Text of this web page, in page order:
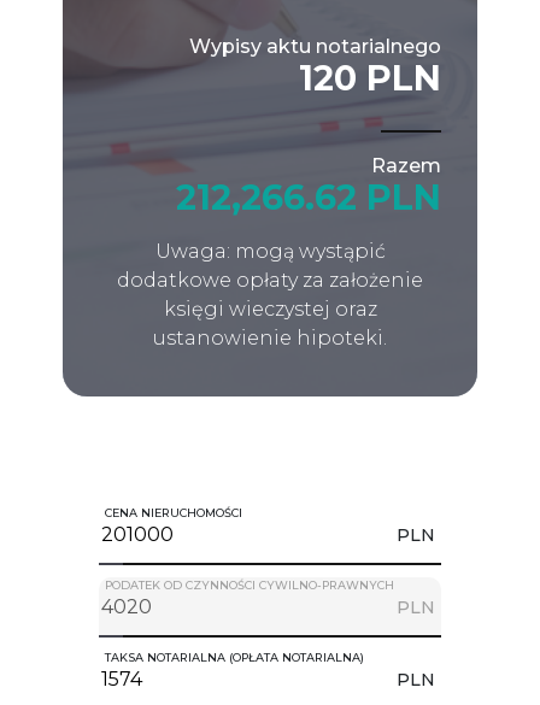
Wypisy aktu notarialnego
120 PLN
Razem
212,266.62 PLN
Uwaga: mogą wystąpić
dodatkowe opłaty za założenie
księgi wieczystej oraz
ustanowienie hipoteki.
CENA NIERUCHOMOŚCI
PLN
PODATEK OD CZYNNOŚCI CYWILNO-PRAWNYCH
PLN
TAKSA NOTARIALNA (OPŁATA NOTARIALNA)
PLN